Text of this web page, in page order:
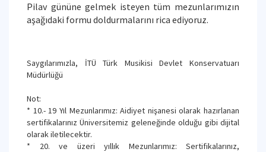
Pilav gününe gelmek isteyen tüm mezunlarımızın
aşağıdaki formu doldurmalarını rica ediyoruz.
Saygılarımızla, İTÜ Türk Musikisi Devlet Konservatuarı
Müdürlüğü
Not:
* 10.- 19 Yıl Mezunlarımız: Aidiyet nişanesi olarak hazırlanan
sertifikalarınız Üniversitemiz geleneğinde olduğu gibi dijital
olarak iletilecektir.
* 20. ve üzeri yıllık Mezunlarımız: Sertifikalarınız,